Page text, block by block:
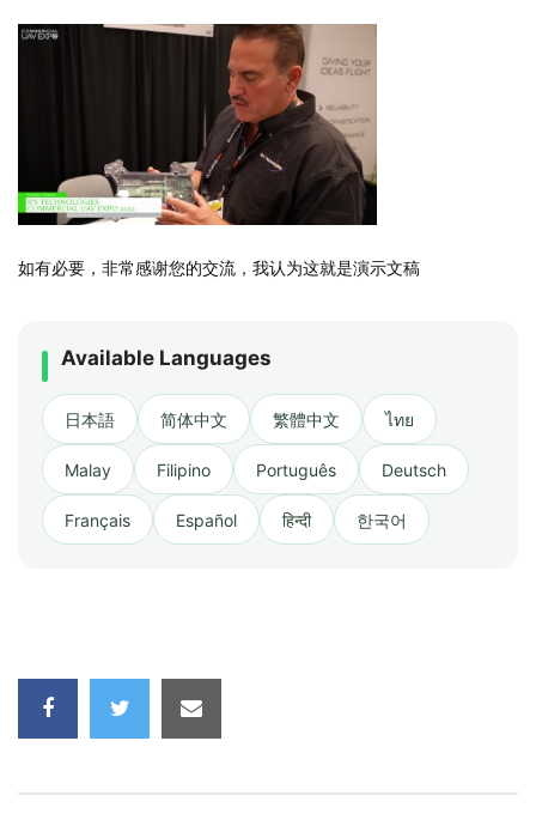
如有必要，非常感谢您的交流，我认为这就是演示文稿
Available Languages
日本語 简体中文 繁體中文 ไทย
Malay Filipino Português Deutsch
Français Español हिन्दी 한국어